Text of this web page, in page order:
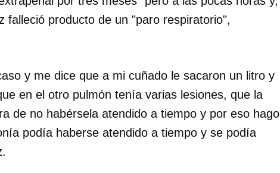
falleció producto de un "paro respiratorio",
y me dice que a mi cuñado le sacaron un litro y
en el otro pulmón tenía varias lesiones, que la
de no habérsela atendido a tiempo y por eso hago
podía haberse atendido a tiempo y se podía